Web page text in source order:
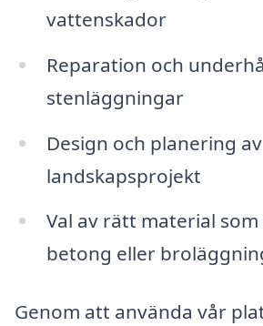
vattenskador
Reparation och
stenläggningar
Design och planering av
landskapsprojekt
Val av rätt material
betong eller
Genom att använda vår